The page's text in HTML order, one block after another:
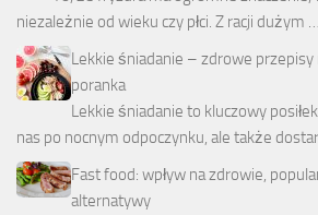
niezależnie od wieku czy płci. Z racji dużym …
Lekkie śniadanie – zdrowe
poranka
Lekkie śniadanie to kluczowy
nas po nocnym odpoczynku, ale także
Fast food: wpływ na zdrowie,
alternatywy